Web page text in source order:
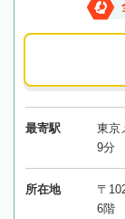
最寄駅
東京
9分
所在地
〒
6階